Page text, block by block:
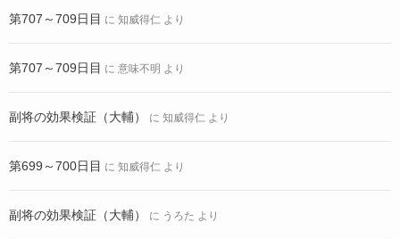
第707～709日目 に 知威得仁 より
第707～709日目 に 意味不明 より
副将の効果検証（大輔） に 知威得仁 より
第699～700日目 に 知威得仁 より
副将の効果検証（大輔） に うろた より